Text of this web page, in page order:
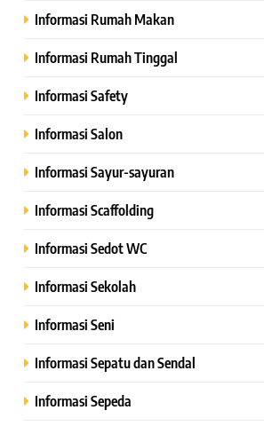
Informasi Rumah Makan
Informasi Rumah Tinggal
Informasi Safety
Informasi Salon
Informasi Sayur-sayuran
Informasi Scaffolding
Informasi Sedot WC
Informasi Sekolah
Informasi Seni
Informasi Sepatu dan Sendal
Informasi Sepeda